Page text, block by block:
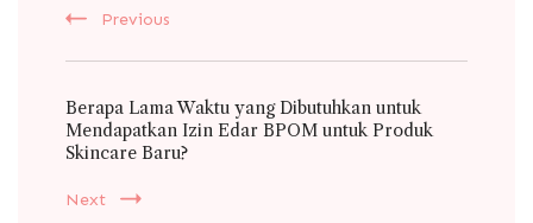
Previous
Berapa Lama Waktu yang Dibutuhkan untuk
Mendapatkan Izin Edar BPOM untuk Produk
Skincare Baru?
Next